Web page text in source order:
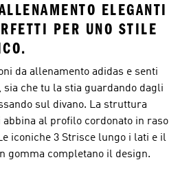
ELEGANTI
PER UNO STILE
da allenamento adidas e senti
che tu la stia guardando dagli
sul divano. La struttura
al profilo cordonato in raso
iconiche 3 Strisce lungo i lati e il
gomma completano il design.